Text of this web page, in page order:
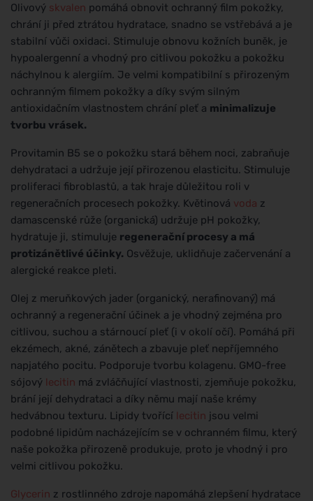
Olivový skvalen pomáhá obnovit ochranný film pokožky,
chrání ji před ztrátou hydratace, snadno se vstřebává a je
stabilní vůči oxidaci. Stimuluje obnovu kožních buněk, je
hypoalergenní a vhodný pro citlivou pokožku a pokožku
náchylnou k alergiím. Je velmi kompatibilní s přirozeným
ochranným filmem pokožky a díky svým silným
antioxidačním vlastnostem chrání pleť a minimalizuje
tvorbu vrásek.
Provitamin B5 se o pokožku stará během noci, zabraňuje
dehydrataci a udržuje její přirozenou elasticitu. Stimuluje
proliferaci fibroblastů, a tak hraje důležitou roli v
regeneračních procesech pokožky. Květinová voda z
damascenské růže (organická) udržuje pH pokožky,
hydratuje ji, stimuluje regenerační procesy a má
protizánětlivé účinky. Osvěžuje, uklidňuje začervenání a
alergické reakce pleti.
Olej z meruňkových jader (organický, nerafinovaný) má
ochranný a regenerační účinek a je vhodný zejména pro
citlivou, suchou a stárnoucí pleť (i v okolí očí). Pomáhá při
ekzémech, akné, zánětech a zbavuje pleť nepříjemného
napjatého pocitu. Podporuje tvorbu kolagenu. GMO-free
sójový lecitin má zvláčňující vlastnosti, zjemňuje pokožku,
brání její dehydrataci a díky němu mají naše krémy
hedvábnou texturu. Lipidy tvořící lecitin jsou velmi
podobné lipidům nacházejícím se v ochranném filmu, který
naše pokožka přirozeně produkuje, proto je vhodný i pro
velmi citlivou pokožku.
Glycerin z rostlinného zdroje napomáhá zlepšení hydratace